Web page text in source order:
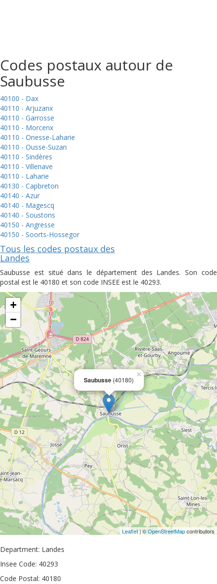
Codes postaux autour de
Saubusse
40100 - Dax
40110 - Arjuzanx
40110 - Garrosse
40110 - Morcenx
40110 - Onesse-Laharie
40110 - Ousse-Suzan
40110 - Sindères
40110 - Villenave
40110 - Laharie
40130 - Capbreton
40140 - Azur
40140 - Magescq
40140 - Soustons
40150 - Angresse
40150 - Soorts-Hossegor
Tous les codes postaux des
Landes
Saubusse est situé dans le département des Landes. Son code
postal est le 40180 et son code INSEE est le 40293.
Saubusse (40180)
×
+
−
Leaflet | ©OpenStreetMapcontributors
Department: Landes
Insee Code: 40293
Code Postal: 40180